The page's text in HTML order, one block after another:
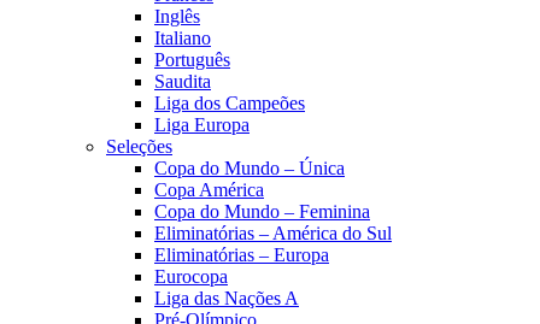
Inglês
Italiano
Português
Saudita
Liga dos Campeões
Liga Europa
Seleções
Copa do Mundo – Única
Copa América
Copa do Mundo – Feminina
Eliminatórias – América do Sul
Eliminatórias – Europa
Eurocopa
Liga das Nações A
Pré-Olímpico